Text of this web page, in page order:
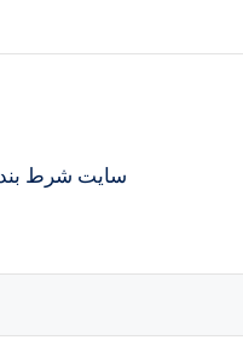
سایت شرط